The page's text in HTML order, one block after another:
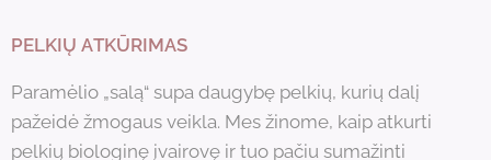
PELKIŲ ATKŪRIMAS
Paramėlio „salą“ supa daugybę pelkių, kurių dalį
pažeidė žmogaus veikla. Mes žinome, kaip atkurti
pelkių biologinę įvairovę ir tuo pačiu sumažinti